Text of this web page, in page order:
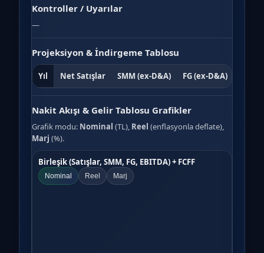
Kontroller / Uyarılar
—
Projeksiyon & İndirgeme Tablosu
Yıl Net Satışlar SMM (ex-D&A) FG (ex-D&A)
Nakit Akışı & Gelir Tablosu Grafikler
Grafik modu: Nominal (TL), Reel (enflasyonla deflate),
Marj (%).
Birleşik (Satışlar, SMM, FG, EBITDA) + FCFF
Nominal Reel Marj